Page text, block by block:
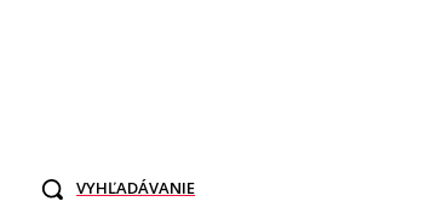
VYHĽADÁVANIE